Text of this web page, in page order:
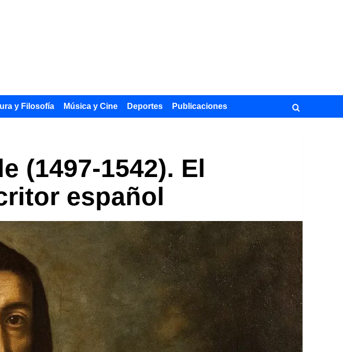
y Filosofía Música y Cine Deportes Publicaciones
(1497-1542). El
español